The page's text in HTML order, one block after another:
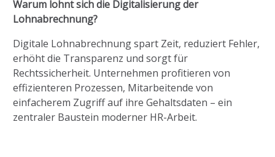
Warum lohnt sich die Digitalisierung der
Lohnabrechnung?
Digitale Lohnabrechnung spart Zeit, reduziert Fehler,
erhöht die Transparenz und sorgt für
Rechtssicherheit. Unternehmen profitieren von
effizienteren Prozessen, Mitarbeitende von
einfacherem Zugriff auf ihre Gehaltsdaten – ein
zentraler Baustein moderner HR-Arbeit.